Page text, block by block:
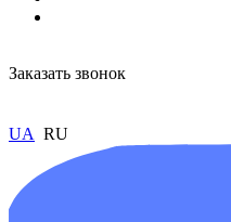
Заказать звонок
UA RU